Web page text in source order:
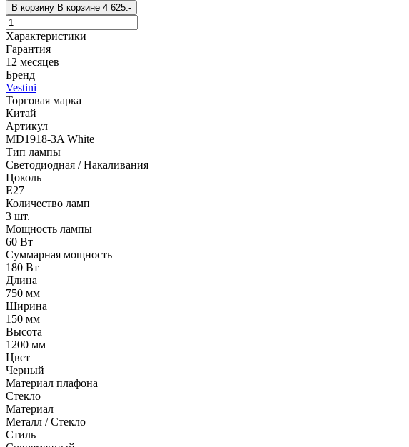
В корзину В корзине 4 625.-
Характеристики
Гарантия
12 месяцев
Бренд
Vestini
Торговая марка
Китай
Артикул
MD1918-3A White
Тип лампы
Светодиодная / Накаливания
Цоколь
E27
Количество ламп
3 шт.
Мощность лампы
60 Вт
Суммарная мощность
180 Вт
Длина
750 мм
Ширина
150 мм
Высота
1200 мм
Цвет
Черный
Материал плафона
Стекло
Материал
Металл / Стекло
Стиль